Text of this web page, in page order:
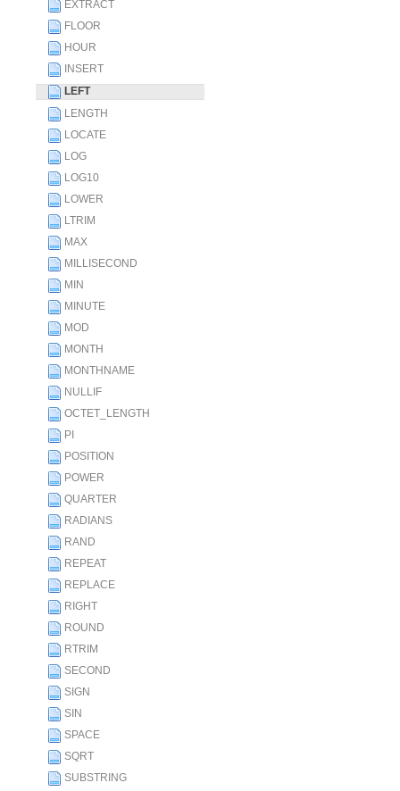
EXTRACT
FLOOR
HOUR
INSERT
LEFT
LENGTH
LOCATE
LOG
LOG10
LOWER
LTRIM
MAX
MILLISECOND
MIN
MINUTE
MOD
MONTH
MONTHNAME
NULLIF
OCTET_LENGTH
PI
POSITION
POWER
QUARTER
RADIANS
RAND
REPEAT
REPLACE
RIGHT
ROUND
RTRIM
SECOND
SIGN
SIN
SPACE
SQRT
SUBSTRING